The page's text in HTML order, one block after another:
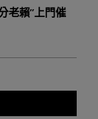
老賴”上門催